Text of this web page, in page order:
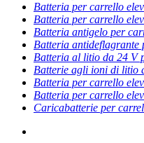
Batteria per carrello
Batteria per carrello
Batteria antigelo per
Batteria antideflagrante
Batteria al litio da 24 V
Batterie agli ioni di litio
Batteria per carrello
Batteria per carrello
Caricabatterie per